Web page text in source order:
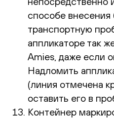
способе внесения
транспортную
аппликаторе так
Amies, даже если
Надломить
(линия отмечена
оставить его в
Контейнер